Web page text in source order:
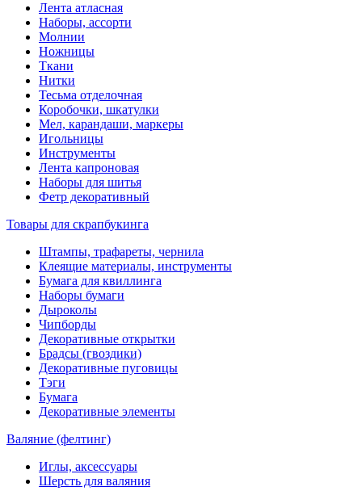
Лента атласная
Наборы, ассорти
Молнии
Ножницы
Ткани
Нитки
Тесьма отделочная
Коробочки, шкатулки
Мел, карандаши, маркеры
Игольницы
Инструменты
Лента капроновая
Наборы для шитья
Фетр декоративный
Товары для скрапбукинга
Штампы, трафареты, чернила
Клеящие материалы, инструменты
Бумага для квиллинга
Наборы бумаги
Дыроколы
Чипборды
Декоративные открытки
Брадсы (гвоздики)
Декоративные пуговицы
Тэги
Бумага
Декоративные элементы
Валяние (фелтинг)
Иглы, аксессуары
Шерсть для валяния